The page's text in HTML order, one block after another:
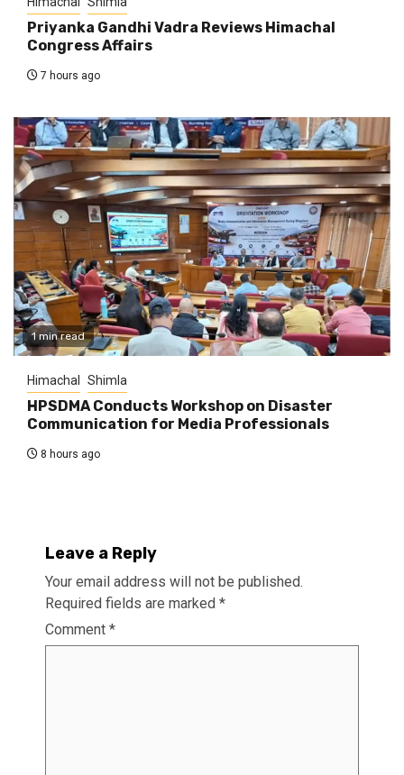
Priyanka Gandhi Vadra Reviews Himachal
Congress Affairs
7 hours ago
1 min read
Himachal Shimla
HPSDMA Conducts Workshop on Disaster
Communication for Media Professionals
8 hours ago
Leave a Reply
Your email address will not be published.
Required fields are marked *
Comment *